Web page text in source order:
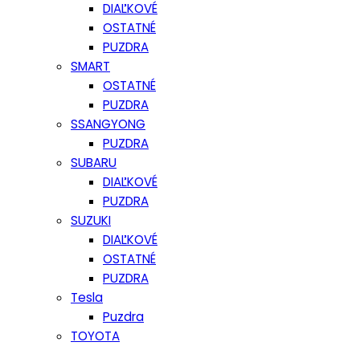
DIAĽKOVÉ
OSTATNÉ
PUZDRA
SMART
OSTATNÉ
PUZDRA
SSANGYONG
PUZDRA
SUBARU
DIAĽKOVÉ
PUZDRA
SUZUKI
DIAĽKOVÉ
OSTATNÉ
PUZDRA
Tesla
Puzdra
TOYOTA